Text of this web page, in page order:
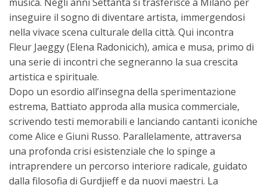
inseguire il sogno di diventare artista, immergendosi
nella vivace scena culturale della città. Qui incontra
Fleur Jaeggy (Elena Radonicich), amica e musa, primo di
una serie di incontri che segneranno la sua crescita
artistica e spirituale.
Dopo un esordio all’insegna della sperimentazione
estrema, Battiato approda alla musica commerciale,
scrivendo testi memorabili e lanciando cantanti iconiche
come Alice e Giuni Russo. Parallelamente, attraversa
una profonda crisi esistenziale che lo spinge a
intraprendere un percorso interiore radicale, guidato
dalla filosofia di Gurdjieff e da nuovi maestri. La